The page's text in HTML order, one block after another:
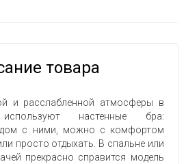
товара
и расслабленной атмосферы в
настенные бра:
с ними, можно с комфортом
просто отдыхать. В спальне или
прекрасно справится модель